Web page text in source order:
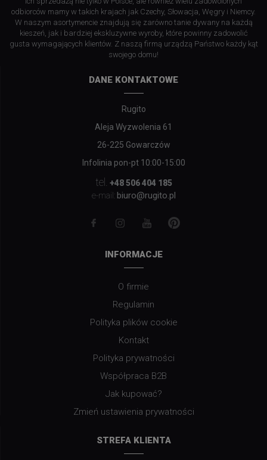
odbiorców mamy w takich krajach jak Czechy, Słowacja, Węgry i Niemcy.
W naszym asortymencie znajdują się zarówno tanie dywany na każdą
kieszeń, jak i bardziej ekskluzywne wyroby, które powinny zadowolić
gusta wymagających klientów. Z naszą firmą urządzą Państwo każdy kąt
swojego domu!
DANE KONTAKTOWE
Rugito
Aleja Wyzwolenia 61
26-225 Gowarczów
Infolinia pon-pt 10:00-15:00
tel. +48 506 404 185
e-mail: biuro@rugito.pl
INFORMACJE
O firmie
Regulamin
Polityka plików cookie
Kontakt
Polityka prywatności
Współpraca B2B
Jak kupować?
Zmień ustawienia prywatności
STREFA KLIENTA